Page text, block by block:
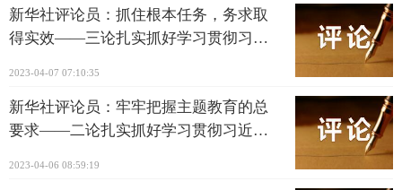
新华社评论员：抓住根本任务，务求取
得实效——三论扎实抓好学习贯彻习近
2023-04-07 07:10:35
新华社评论员：牢牢把握主题教育的总
要求——二论扎实抓好学习贯彻习近平
2023-04-06 08:59:19